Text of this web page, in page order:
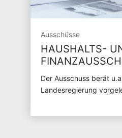
Ausschüsse
HAUSHALTS-
Der Ausschuss berät
Landesregierung